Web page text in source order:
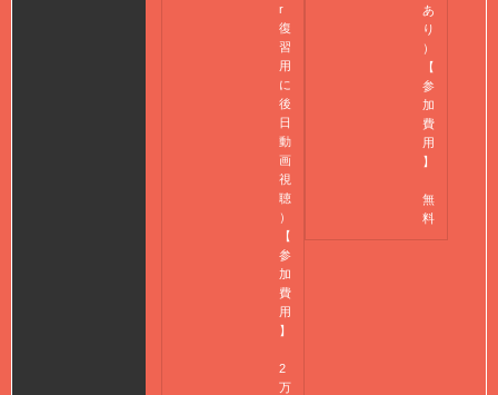
r
復
習
用
に
後
日
動
画
視
聴
）
【
参
加
費
用
】
2
万
あ
り
）
【
参
加
費
用
】
無
料